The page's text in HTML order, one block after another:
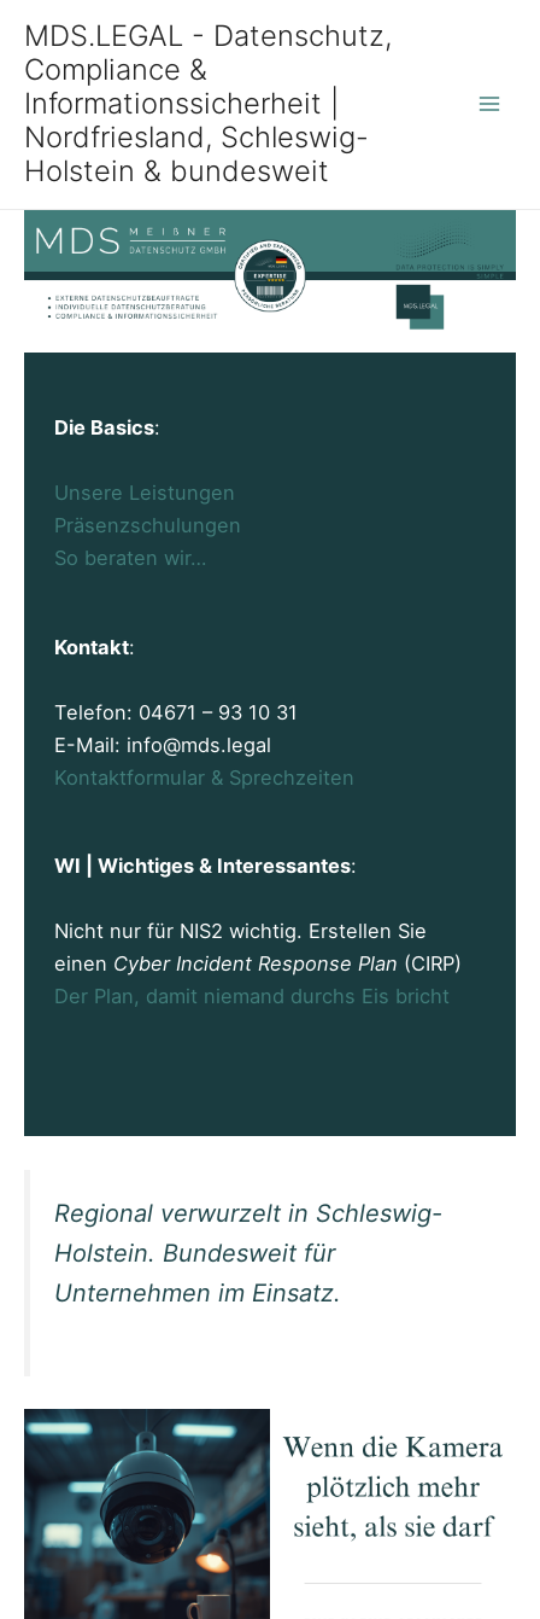
Inhalt
springen
MDS.LEGAL - Datenschutz,
Compliance &
Informationssicherheit |
Nordfriesland, Schleswig-
Holstein & bundesweit
Die Basics:
Unsere Leistungen
Präsenzschulungen
So beraten wir…
Kontakt:
Telefon: 04671 – 93 10 31
E-Mail: info@mds.legal
Kontaktformular & Sprechzeiten
WI | Wichtiges & Interessantes:
Nicht nur für NIS2 wichtig. Erstellen Sie
einen Cyber Incident Response Plan (CIRP)
Der Plan, damit niemand durchs Eis bricht
Regional verwurzelt in Schleswig-
Holstein. Bundesweit für
Unternehmen im Einsatz.